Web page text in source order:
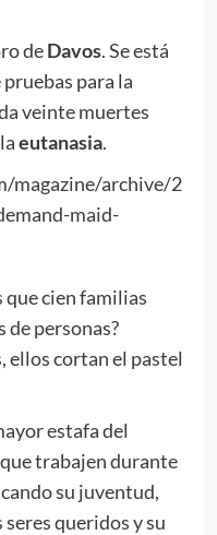
deDavos. Se está
para la
veinte muertes
eutanasia.
magazine/archive/2
maid-
cien familias
personas?
ellos cortan el pastel
estafa del
trabajen durante
su juventud,
queridos y su